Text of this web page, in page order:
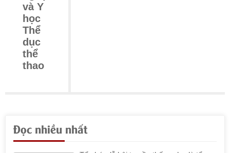
và Y
học
Thể
dục
thể
thao
Đọc nhiều nhất